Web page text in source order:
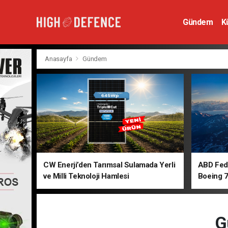
Gündem
Anasayfa Gündem
CW Enerji’den Tarımsal Sulamada Yerli
ve Milli Teknoloji Hamlesi
ABD
Boeing